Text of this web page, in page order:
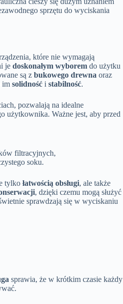
sprzętu do wyciskania
które nie wymagają
je doskonałym wyborem do użytku
są z bukowego drewna oraz
im solidność i stabilność.
pozwalają na idealne
użytkownika. Ważne jest, aby przed
filtracyjnych,
soku.
tylko łatwością obsługi, ale także
, dzięki czemu mogą służyć
sprawdzają się w wyciskaniu
sprawia, że w krótkim czasie każdy